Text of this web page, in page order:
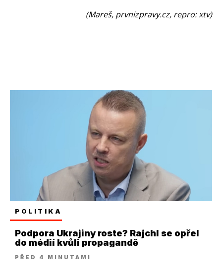
(Mareš, prvnizpravy.cz, repro: xtv)
POLITIKA
Podpora Ukrajiny roste? Rajchl se opřel
do médií kvůli propagandě
PŘED 4 MINUTAMI